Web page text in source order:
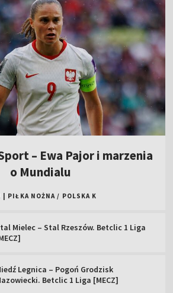
– Ewa Pajor i marzenia
o Mundialu
PIŁKA NOŻNA / POLSKA K
Mielec – Stal Rzeszów. Betclic 1 Liga
Legnica – Pogoń Grodzisk
Betclic 1 Liga [MECZ]